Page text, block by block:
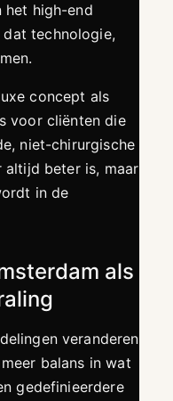
high-end
technologie,
concept als
voor cliënten die
niet-chirurgische
altijd beter is, maar
in de
als
veranderen
balans in wat
gedefinieerdere